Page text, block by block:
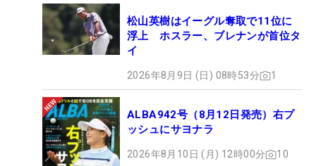
松山英樹はイーグル奪取で11位に
浮上 ホスラー、ブレナンが首位タ
イ
2026年8月9日 (日) 08時53分 1
ALBA942号（8月12日発売）右プ
ッシュにサヨナラ
2026年8月10日 (月) 12時00分 10